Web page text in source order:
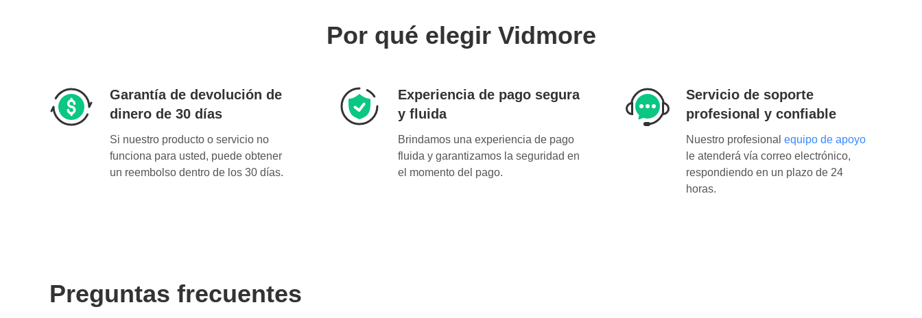
Por qué elegir Vidmore
Garantía de devolución de
dinero de 30 días
Si nuestro producto o servicio no
funciona para usted, puede obtener
un reembolso dentro de los 30 días.
Experiencia de pago segura
y fluida
Brindamos una experiencia de pago
fluida y garantizamos la seguridad en
el momento del pago.
Servicio de soporte
profesional y confiable
Nuestro profesional equipo de apoyo
le atenderá vía correo electrónico,
respondiendo en un plazo de 24
horas.
Preguntas frecuentes